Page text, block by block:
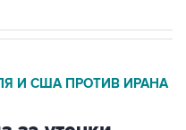
за утечки
запасов